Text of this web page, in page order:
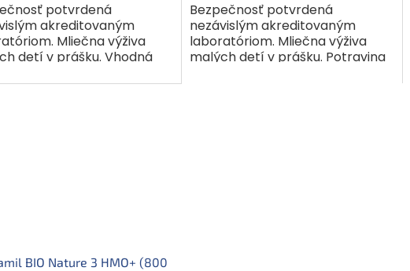
potvrdená
akreditovaným
Mliečna výživa
detí v prášku. Vhodná
24 mesiacov. Ukážte
Bezpečnosť potvrdená
nezávislým akreditovaným
laboratóriom. Mliečna výživa
malých detí v prášku. Potravina
BIO Nature 3 HMO+ (800